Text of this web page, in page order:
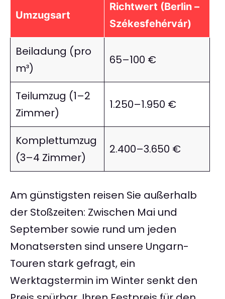
Umzugsart
Richtwert (Berlin –
Székesfehérvár)
Beiladung (pro
m³)
65–100 €
Teilumzug (1–2
Zimmer)
1.250–1.950 €
Komplettumzug
(3–4 Zimmer)
2.400–3.650 €
Am günstigsten reisen Sie außerhalb
der Stoßzeiten: Zwischen Mai und
September sowie rund um jeden
Monatsersten sind unsere Ungarn-
Touren stark gefragt, ein
Werktagstermin im Winter senkt den